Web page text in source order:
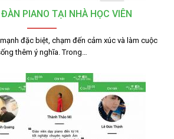
PIANO TẠI NHÀ HỌC VIÊN
đặc biệt, chạm đến cảm xúc và làm cuộc
thêm ý nghĩa. Trong…